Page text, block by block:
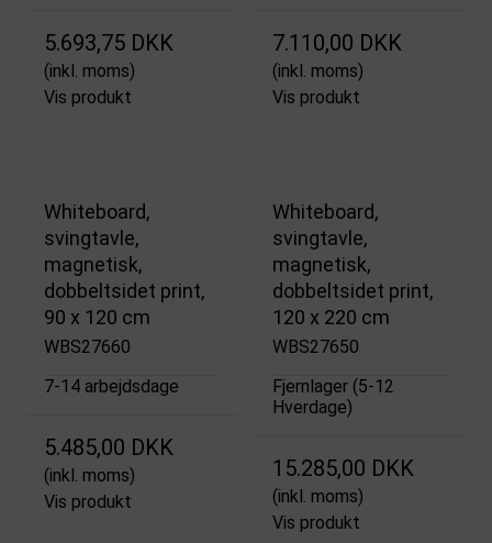
5.693,75 DKK
(inkl. moms)
Vis produkt
7.110,00 DKK
(inkl. moms)
Vis produkt
Whiteboard,
svingtavle,
magnetisk,
dobbeltsidet print,
90 x 120 cm
WBS27660
7-14 arbejdsdage
5.485,00 DKK
(inkl. moms)
Vis produkt
Whiteboard,
svingtavle,
magnetisk,
dobbeltsidet print,
120 x 220 cm
WBS27650
Fjernlager (5-12
Hverdage)
15.285,00 DKK
(inkl. moms)
Vis produkt